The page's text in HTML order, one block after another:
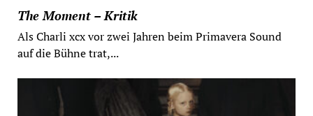
The Moment – Kritik
Als Charli xcx vor zwei Jahren beim Primavera Sound
auf die Bühne trat,...